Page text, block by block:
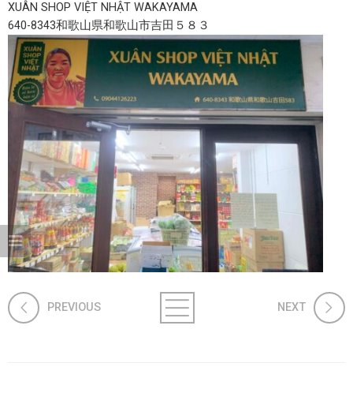
XUÂN SHOP VIỆT NHẬT WAKAYAMA
640-8343和歌山県和歌山市吉田５８３
PREVIOUS NEXT